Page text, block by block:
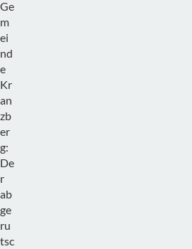
Ge
m
ei
nd
e
Kr
an
zb
er
g:
De
r
ab
ge
ru
tsc